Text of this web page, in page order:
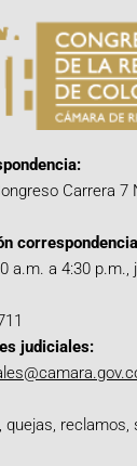
Carrera 7
a.m. a 4:30 p.m.,
judiciales:
quejas, reclamos,